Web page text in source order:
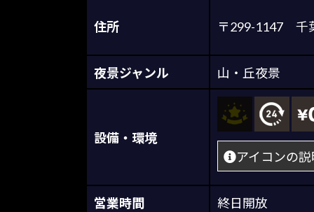
住所 〒299-1147 千
夜景ジャンル 山・丘夜景
設備・環境
アイコンの
営業時間 終日開放